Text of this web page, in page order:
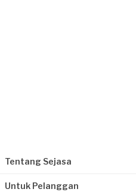
Tentang Sejasa
Untuk Pelanggan